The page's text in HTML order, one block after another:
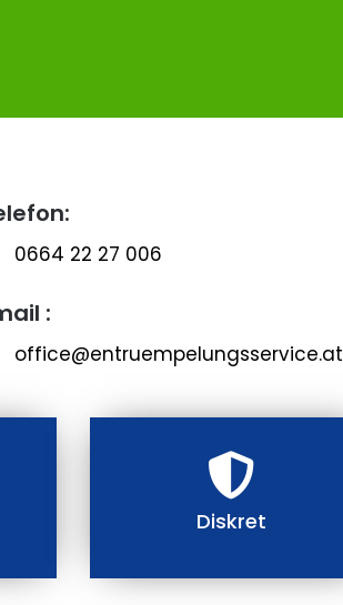
0664 22 27 006
:
office@entruempelungsservice.at
Diskret